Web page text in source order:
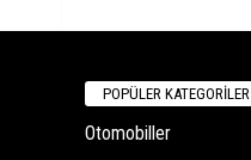
POPÜLER KATEGORİLER
Otomobiller